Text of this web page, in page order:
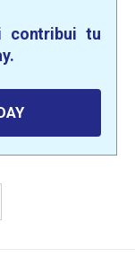
contribui tu